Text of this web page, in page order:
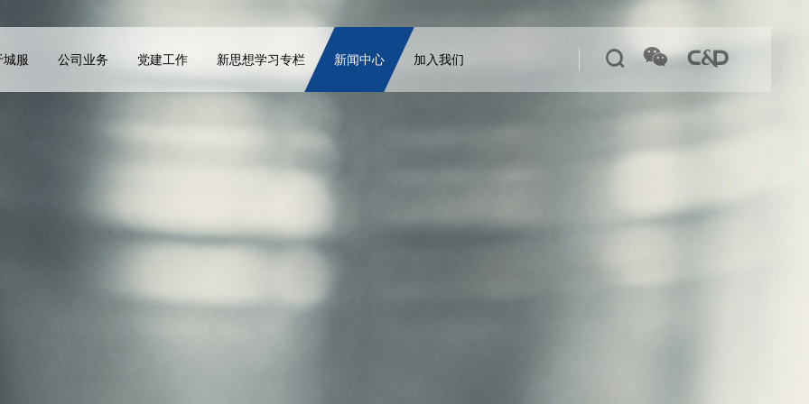
城服 公司业务 党建工作 新思想学习专栏 新闻中心 加入我们   